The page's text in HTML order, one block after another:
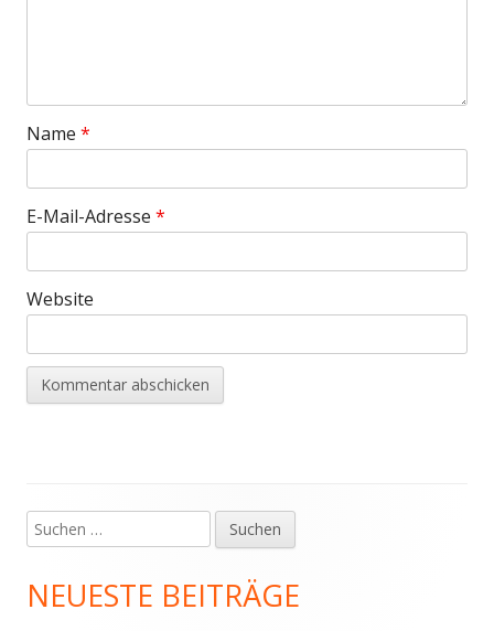
Name *
E-Mail-Adresse *
Website
Haupt-
Seitenleiste
Suchen
nach:
NEUESTE BEITRÄGE